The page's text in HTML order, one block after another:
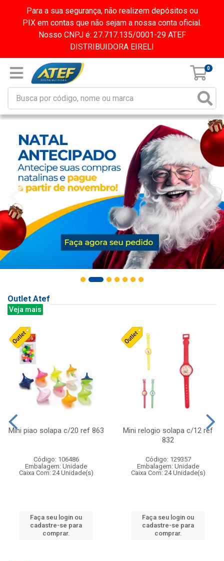
Para a sua segurança, não realizem depósitos ou
PIX em contas que não sejam a nossa conta oficial.
Nosso CNPJ é: 27.717.135/0001-29 ATEF
DISTRIBUIDORA EIRELI
0
Outlet Atef
Veja mais
Mini piao solapa c/20 ref 863
Código: 106486
Embalagem: Unidade
Caixa Com: 24 Unidade(s)
Faça seu login ou
cadastre-se para
comprar.
Mini relogio solapa c/12 ref
832
Código: 129357
Embalagem: Unidade
Caixa Com: 24 Unidade(s)
Faça seu login ou
cadastre-se para
comprar.